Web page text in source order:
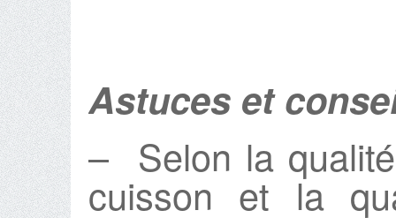
Astuces et
– Selon la
cuisson et la